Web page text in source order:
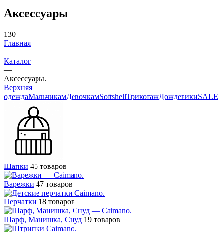
Аксессуары
130
Главная
—
Каталог
—
Аксессуары
Верхняя
одеждаМальчикамДевочкамSoftshellТрикотажДождевикиSALE
Шапки 45 товаров
Варежки 47 товаров
Перчатки 18 товаров
Шарф, Манишка, Снуд 19 товаров